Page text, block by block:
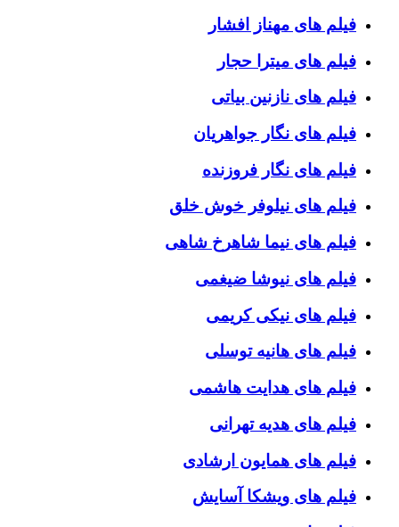
فیلم های مهناز افشار
فیلم های میترا حجار
فیلم های نازنین بیاتی
فیلم های نگار جواهریان
فیلم های نگار فروزنده
فیلم های نیلوفر خوش خلق
فیلم های نیما شاهرخ شاهی
فیلم های نیوشا ضیغمی
فیلم های نیکی کریمی
فیلم های هانیه توسلی
فیلم های هدایت هاشمی
فیلم های هدیه تهرانی
فیلم های همایون ارشادی
فیلم های ویشکا آسایش